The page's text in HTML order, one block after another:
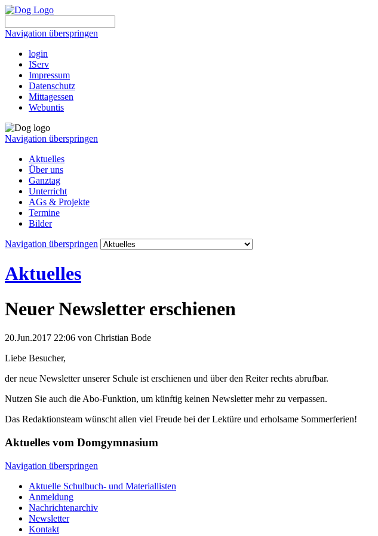
Navigation überspringen
login
IServ
Impressum
Datenschutz
Mittagessen
Webuntis
Navigation überspringen
Aktuelles
Über uns
Ganztag
Unterricht
AGs & Projekte
Termine
Bilder
Navigation überspringen
Aktuelles
Neuer Newsletter erschienen
20.Jun.2017 22:06 von Christian Bode
Liebe Besucher,
der neue Newsletter unserer Schule ist erschienen und über den Reiter rechts abrufbar.
Nutzen Sie auch die Abo-Funktion, um künftig keinen Newsletter mehr zu verpassen.
Das Redaktionsteam wünscht allen viel Freude bei der Lektüre und erholsame Sommerferien!
Aktuelles vom Domgymnasium
Navigation überspringen
Aktuelle Schulbuch- und Materiallisten
Anmeldung
Nachrichtenarchiv
Newsletter
Kontakt